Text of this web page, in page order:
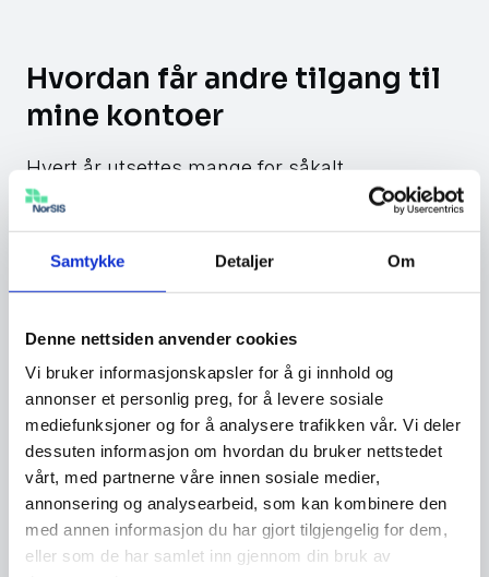
Samtykke Detaljer Om
Denne nettsiden anvender cookies
Vi bruker informasjonskapsler for å gi innhold og
annonser et personlig preg, for å levere sosiale
mediefunksjoner og for å analysere trafikken vår. Vi deler
dessuten informasjon om hvordan du bruker nettstedet
vårt, med partnerne våre innen sosiale medier,
annonsering og analysearbeid, som kan kombinere den
med annen informasjon du har gjort tilgjengelig for dem,
eller som de har samlet inn gjennom din bruk av
Hvordan får andre tilgang til
mine kontoer
Hvert år utsettes mange for såkalt
kontokapring
, der uvedkommende kommer
seg inn på deres kontoer. Kapreren kan være
noen du kjenner som ønsker å snoke på deg,
eller noen som ønsker å svindle deg og
tilgang til kontoen?
Phishing eller sosial manipulering
Du blir lurt til å utføre en handling av en eller
flere personer som utgir seg for være noen de
ikke er. Eksempler på dette er e-poster fra
«Netflix» med en link til en falsk side. Her blir